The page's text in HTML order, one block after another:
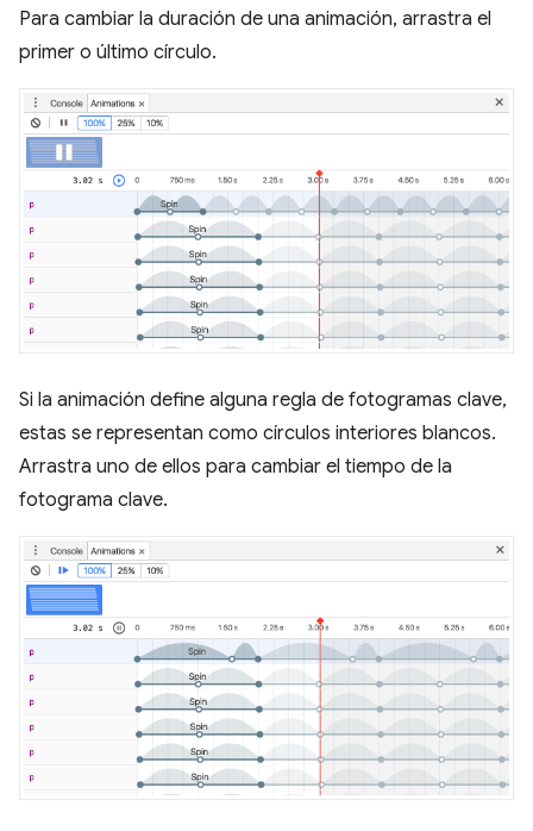
Para cambiar la duración de una animación, arrastra el
primer o último círculo.
Si la animación define alguna regla de fotogramas clave,
estas se representan como círculos interiores blancos.
Arrastra uno de ellos para cambiar el tiempo de la
fotograma clave.